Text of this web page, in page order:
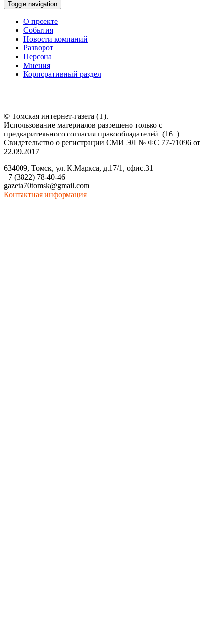
Toggle navigation
О проекте
События
Новости компаний
Разворот
Персона
Мнения
Корпоративный раздел
© Томская интернет-газета (Т).
Использование материалов разрешено только с
предварительного согласия правообладателей. (16+)
Свидетельство о регистрации СМИ ЭЛ № ФС 77-71096 от
22.09.2017
634009, Томск, ул. К.Маркса, д.17/1, офис.31
+7 (3822) 78-40-46
gazeta70tomsk@gmail.com
Контактная информация